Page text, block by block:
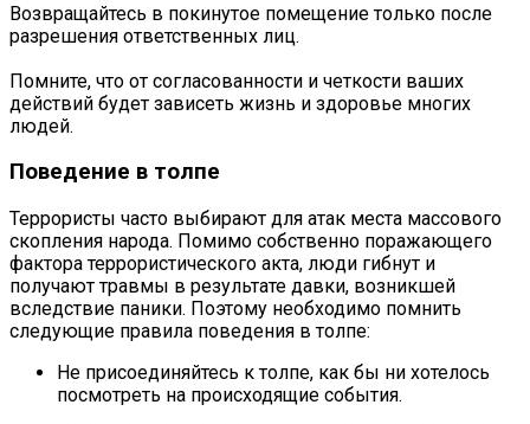
Возвращайтесь в покинутое помещение только после
разрешения ответственных лиц.
Помните, что от согласованности и четкости ваших
действий будет зависеть жизнь и здоровье многих
людей.
Поведение в толпе
Террористы часто выбирают для атак места массового
скопления народа. Помимо собственно поражающего
фактора террористического акта, люди гибнут и
получают травмы в результате давки, возникшей
вследствие паники. Поэтому необходимо помнить
следующие правила поведения в толпе:
Не присоединяйтесь к толпе, как бы ни хотелось
посмотреть на происходящие события.